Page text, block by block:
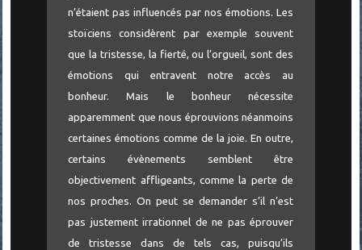
n’étaient pas influencés par nos émotions. Les
stoïciens considèrent par exemple souvent
que la tristesse, la fierté, ou l’orgueil, sont des
émotions qui entravent notre accès au
bonheur. Mais le bonheur nécessite
apparemment que nous éprouvions néanmoins
certaines émotions comme de la joie. En outre,
certains évènements semblent être
objectivement affligeants, comme la perte de
nos proches. On peut se demander s’il n’est
pas justement irrationnel de ne pas éprouver
de tristesse dans de tels cas, puisqu’ils